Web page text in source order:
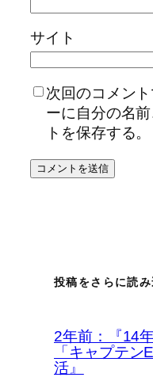
サイト
次回のコメン
ーに自分の名
トを保存する。
投稿をさらに読
2年前：『14
「キャプテン
活』